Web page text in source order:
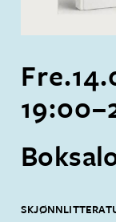
Fre.14.
19:00–